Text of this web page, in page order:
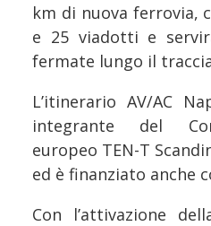
km di nuova ferrovia,
e 25 viadotti e
fermate lungo il
L’itinerario AV/AC
integrante del
europeo TEN-T
ed è finanziato anche
Con l’attivazione